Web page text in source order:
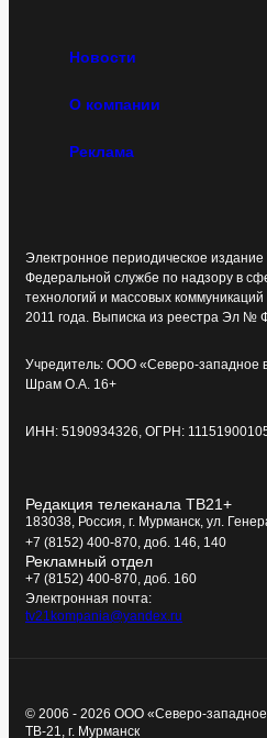
Новости
О компании
Реклама
Электронное периодическое
Федеральной службе по надзору в
технологий и массовых
2011 года. Выписка из реестра Эл №
Учредитель: ООО «Северо-западное
Шрам О.А. 16+
ИНН: 5190934326, ОГРН:
Редакция телеканала ТВ21+
183038, Россия, г. Мурманск, ул.
+7 (8152) 400-870, доб. 146, 140
Рекламный отдел
+7 (8152) 400-870, доб. 160
Электронная почта:
tv21kompania@yandex.ru
© 2006 - 2026 ООО «Северо-
ТВ-21, г. Мурманск